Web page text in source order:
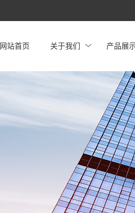
网站首页 关于我们 产品展